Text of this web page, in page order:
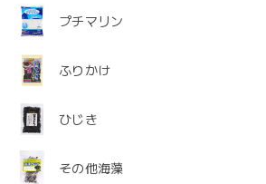
プチマリン
ふりかけ
ひじき
その他海藻